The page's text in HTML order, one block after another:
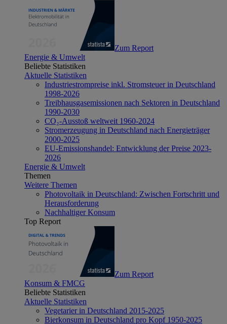
Zum Report
Energie & Umwelt
Beliebte Statistiken
Aktuelle Statistiken
Industriestrompreise inkl. Stromsteuer in Deutschland
1998-2026
Treibhausgasemissionen nach Sektoren in Deutschland
1990-2030
CO₂-Ausstoß weltweit 1960-2024
Stromerzeugung in Deutschland nach Energieträger
2000-2025
EU-Emissionshandel: Entwicklung der Preise 2023-
2026
Energie & Umwelt
Themen
Weitere Themen
Photovoltaik in Deutschland: Zwischen Fortschritt und
Herausforderung
Nachhaltiger Konsum
Top Report
Zum Report
Konsum & FMCG
Beliebte Statistiken
Aktuelle Statistiken
Vegetarier in Deutschland 2015-2025
Bierkonsum in Deutschland pro Kopf 1950-2025